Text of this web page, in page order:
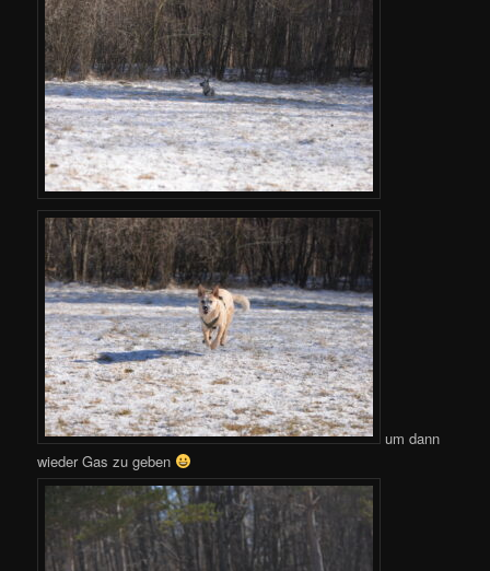
um dann
wieder Gas zu geben